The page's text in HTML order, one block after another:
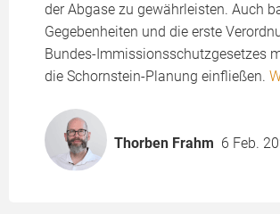
der Abgase zu gewährleisten. Auch
Gegebenheiten und die erste
Bundes-Immissionsschutzgesetzes
die Schornstein-Planung einfließen.
Thorben Frahm 6 Feb.